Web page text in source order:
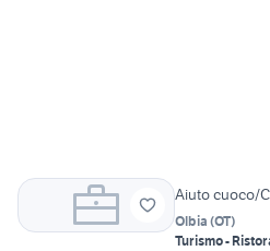
Aiuto cuoco/
Olbia (OT)
Turismo -